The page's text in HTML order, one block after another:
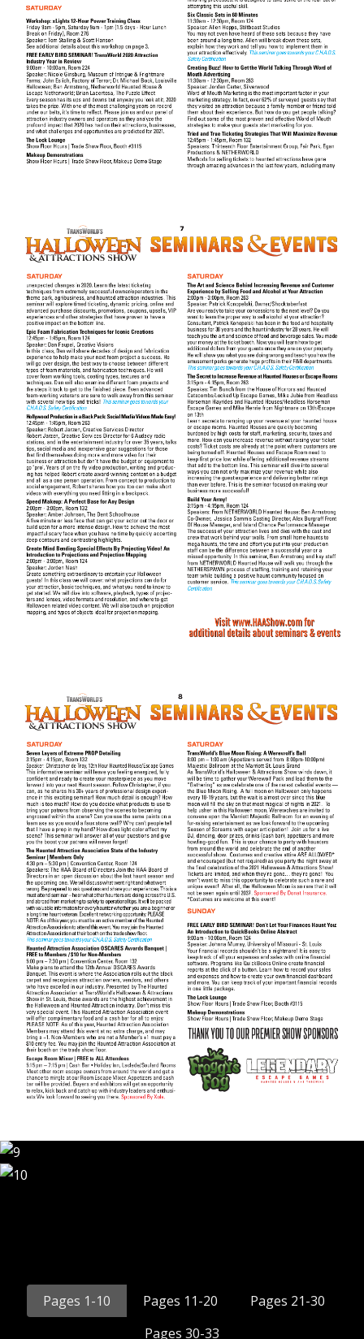
Pages 1-10 Pages 11-20
Pages 21-30
Pages 30-33